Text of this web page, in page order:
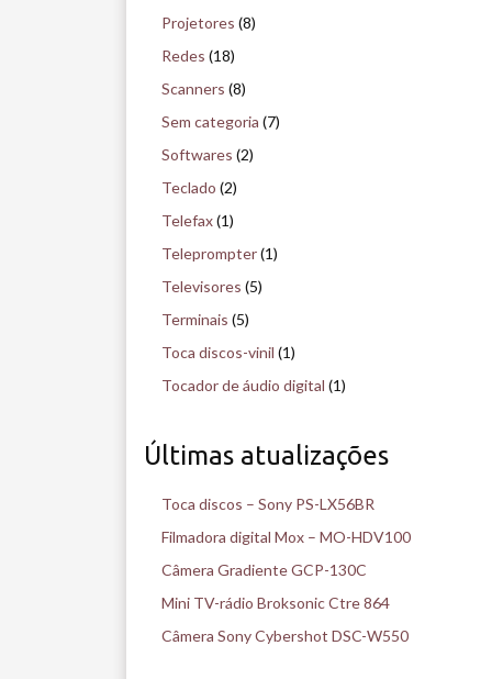
Projetores (8)
Redes (18)
Scanners (8)
Sem categoria (7)
Softwares (2)
Teclado (2)
Telefax(1)
Teleprompter(1)
Televisores (5)
Terminais (5)
Toca discos-vinil (1)
Tocador de áudio digital (1)
Últimas atualizações
Toca discos – Sony PS-LX56BR
Filmadora digital Mox – MO-HDV100
Câmera Gradiente GCP-130C
Mini TV-rádio Broksonic Ctre 864
Câmera Sony Cybershot DSC-W550